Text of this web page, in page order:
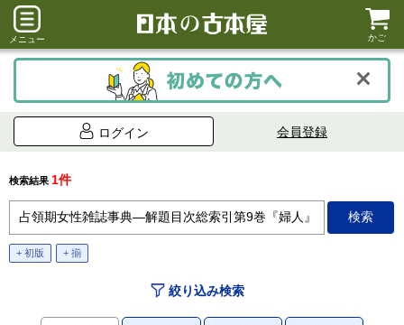
メニュー かご
ログイン 会員登録
検索結果 1件
+ 初版 + 揃
絞り込み検索